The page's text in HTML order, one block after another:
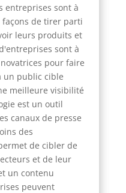
entreprises sont à
façons de tirer parti
leurs produits et
sont à
pour faire
un public cible
meilleure visibilité
est un outil
canaux de presse
des
de cibler de
et de leur
un contenu
peuvent